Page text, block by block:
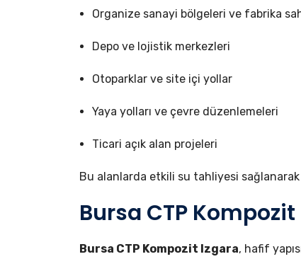
Organize sanayi bölgeleri ve fabrika
Depo ve lojistik merkezleri
Otoparklar ve site içi yollar
Yaya yolları ve çevre düzenlemeleri
Ticari açık alan projeleri
Bu alanlarda etkili su tahliyesi sağlanarak
Bursa CTP
Bursa CTP Kompozit Izgara, hafif